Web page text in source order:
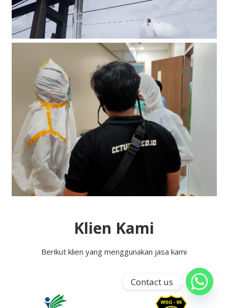
Klien Kami
Berikut klien yang menggunakan jasa kami
Contact us